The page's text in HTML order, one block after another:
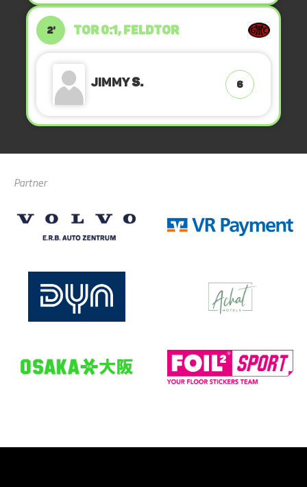
2' TOR 0:1, FELDTOR
JimmyS. 6
Partner